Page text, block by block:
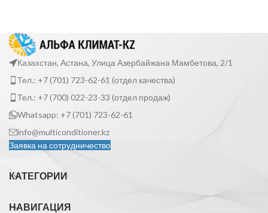
Казахстан, Астана, Улица Азербайжана Мамбетова, 2/1
Тел.: +7 (701) 723-62-61 (отдел качества)
Тел.: +7 (700) 022-23-33 (отдел продаж)
Whatsapp: +7 (701) 723-62-61
info@multiconditioner.kz
Заявка на сотрудничество
КАТЕГОРИИ
НАВИГАЦИЯ